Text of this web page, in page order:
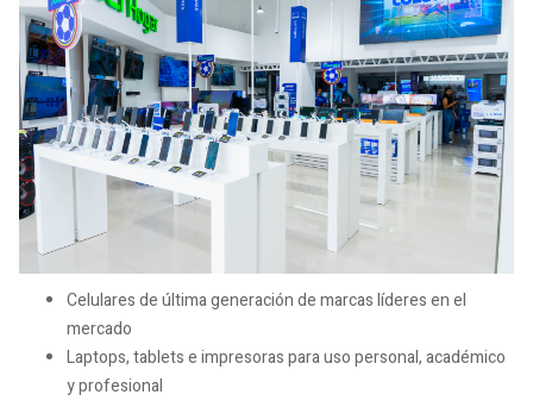
Celulares de última generación de marcas líderes en el
mercado
Laptops, tablets e impresoras para uso personal, académico
y profesional